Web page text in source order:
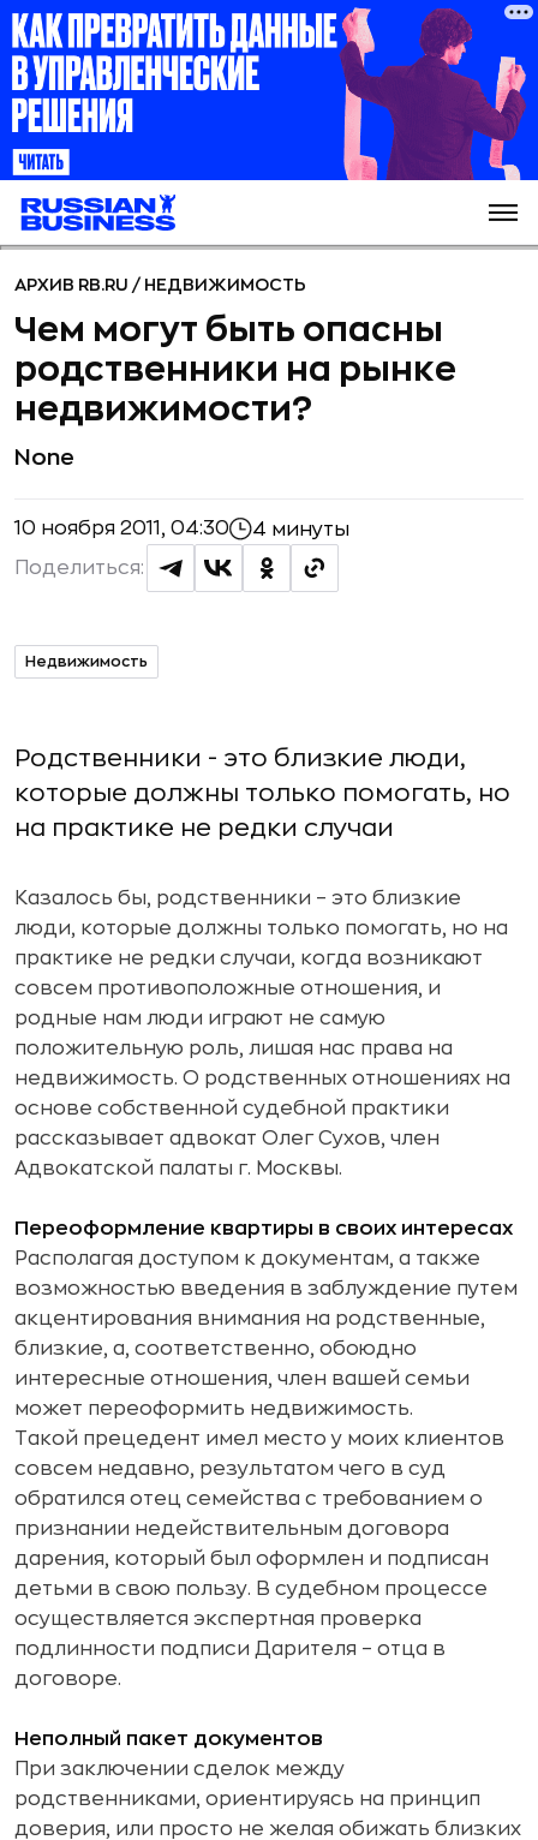
АРХИВ RB.RU / НЕДВИЖИМОСТЬ
Чем могут быть опасны
родственники на рынке
недвижимости?
None
10 ноября 2011, 04:30 4 минуты
Поделиться:
Недвижимость
Родственники - это близкие люди,
которые должны только помогать, но
на практике не редки случаи
Казалось бы, родственники – это близкие
люди, которые должны только помогать, но на
практике не редки случаи, когда возникают
совсем противоположные отношения, и
родные нам люди играют не самую
положительную роль, лишая нас права на
недвижимость. О родственных отношениях на
основе собственной судебной практики
рассказывает адвокат Олег Сухов, член
Адвокатской палаты г. Москвы.
Переоформление квартиры в своих интересах
Располагая доступом к документам, а также
возможностью введения в заблуждение путем
акцентирования внимания на родственные,
близкие, а, соответственно, обоюдно
интересные отношения, член вашей семьи
может переоформить недвижимость.
Такой прецедент имел место у моих клиентов
совсем недавно, результатом чего в суд
обратился отец семейства с требованием о
признании недействительным договора
дарения, который был оформлен и подписан
детьми в свою пользу. В судебном процессе
осуществляется экспертная проверка
подлинности подписи Дарителя – отца в
договоре.
Неполный пакет документов
При заключении сделок между
родственниками, ориентируясь на принцип
доверия, или просто не желая обижать близких